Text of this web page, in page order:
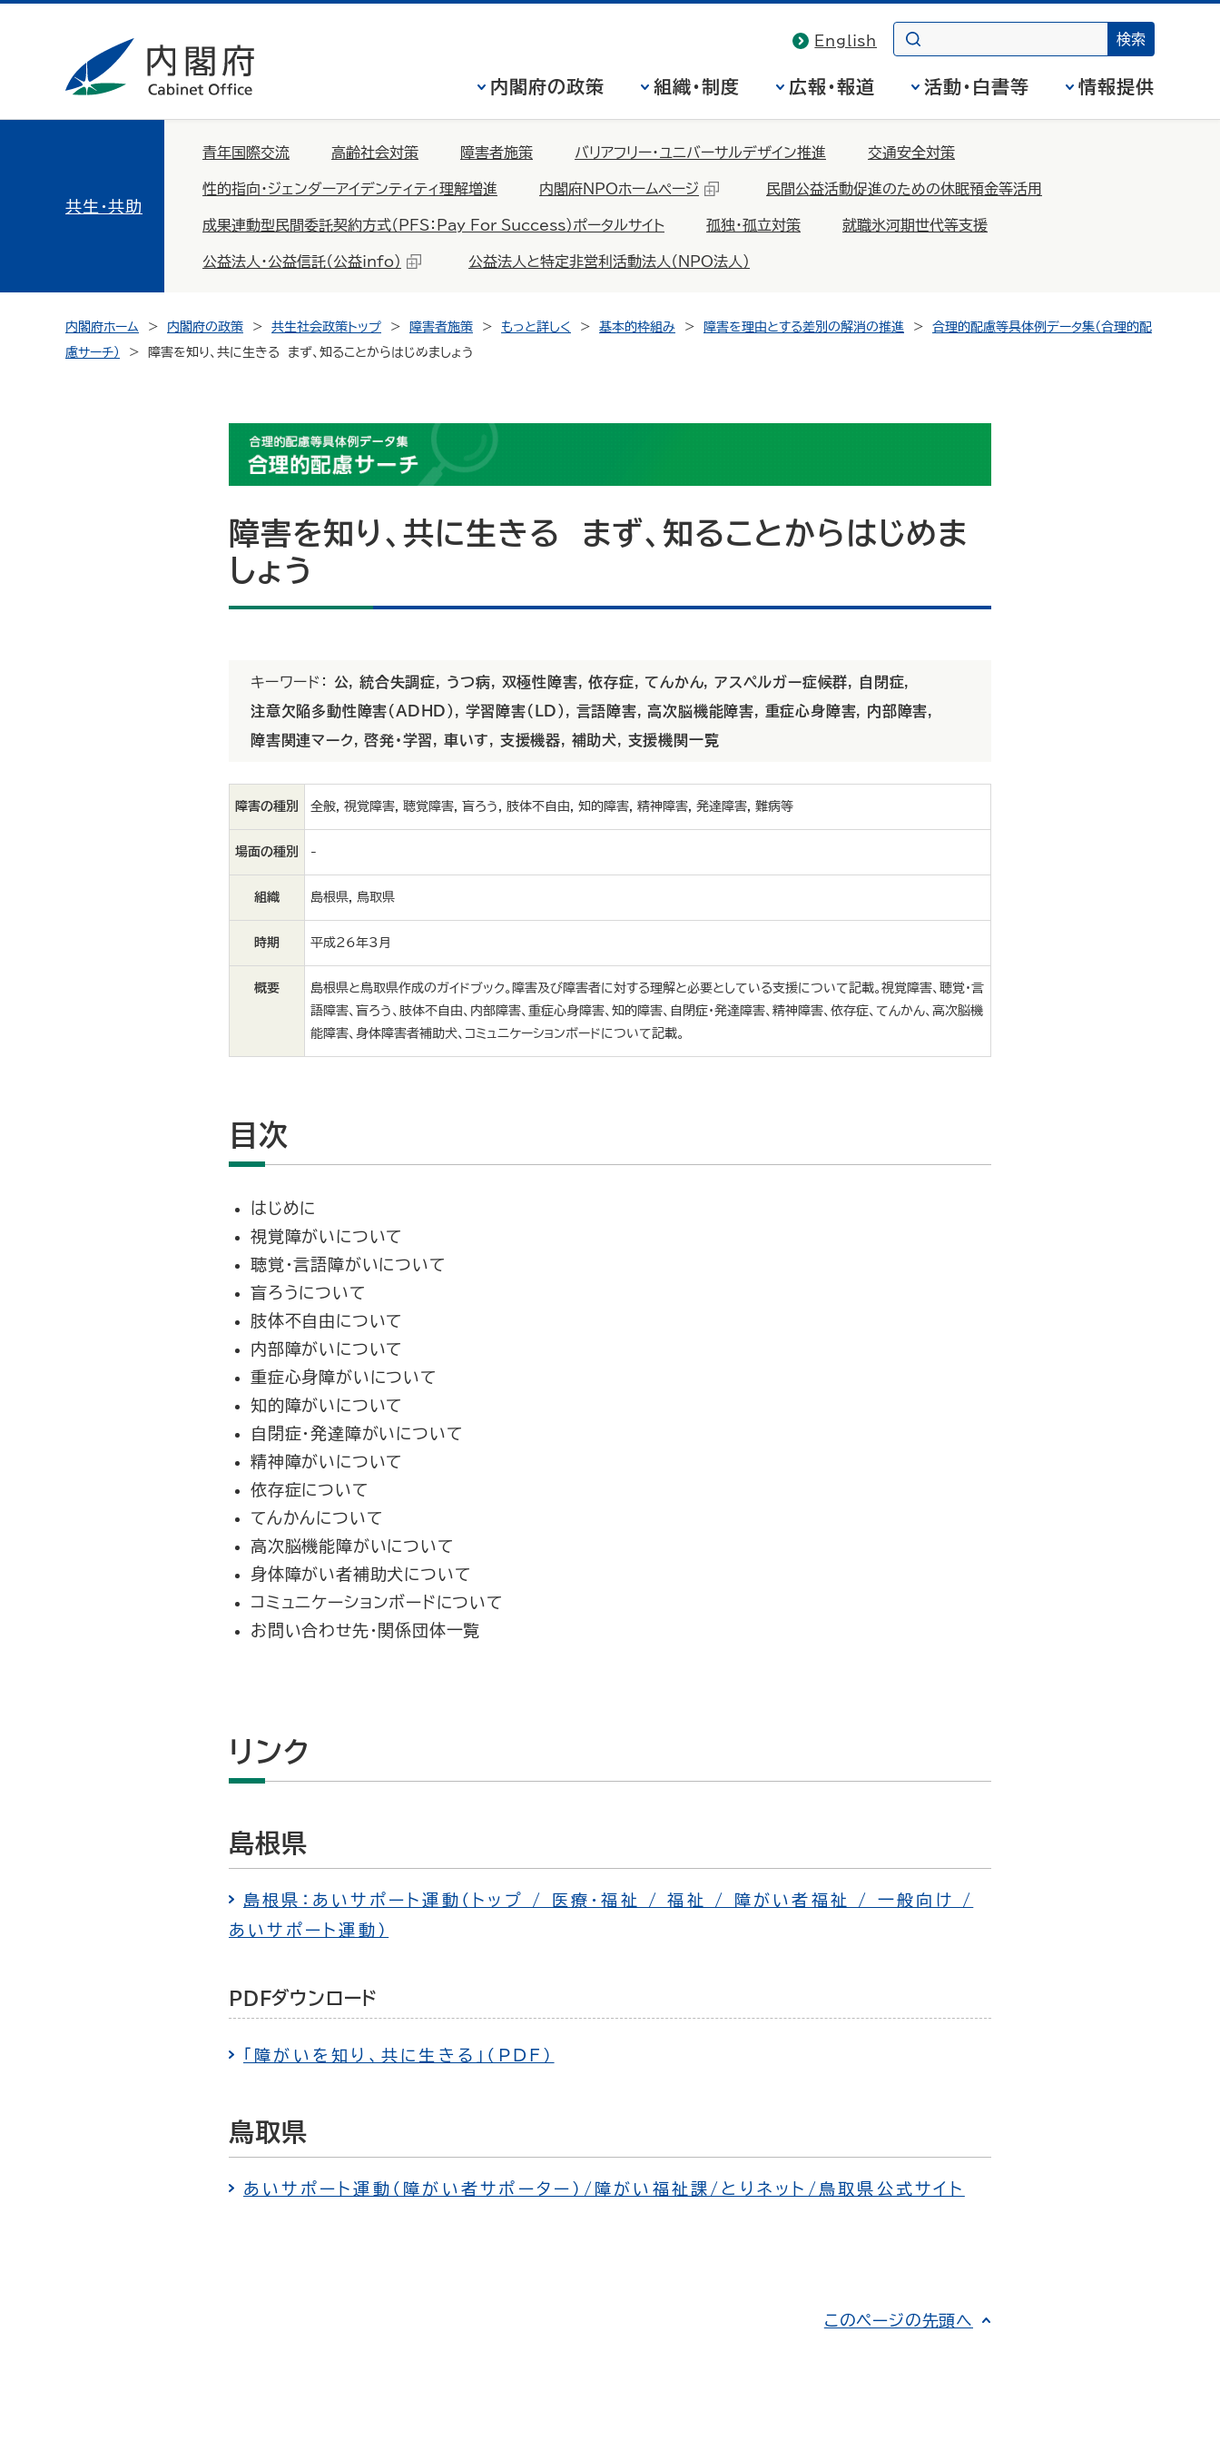
English
内閣府の政策 組織・制度 広報・報道 活動・白書等 情報提供
共生・共助
青年国際交流 高齢社会対策 障害者施策 バリアフリー・ユニバーサルデザイン推進 交通安全対策
性的指向・ジェンダーアイデンティティ理解増進 内閣府NPOホームページ 民間公益活動促進のための休眠預金等活用
成果連動型民間委託契約方式（PFS：Pay For Success）ポータルサイト 孤独・孤立対策 就職氷河期世代等支援
公益法人・公益信託（公益info） 公益法人と特定非営利活動法人（NPO法人）
内閣府ホーム 内閣府の政策 共生社会政策トップ 障害者施策 もっと詳しく 基本的枠組み 障害を理由とする差別の解消の推進
合理的配慮等具体例データ集（合理的配
慮サーチ）
障害を知り、共に生きる まず、知ることからはじめましょう
障害を知り、共に生きる まず、知ることからはじめま
しょう
キーワード： 公,統合失調症, うつ病, 双極性障害,依存症, てんかん,アスペルガー症候群, 自閉症,
注意欠陥多動性障害(ADHD) , 学習障害(LD) , 言語障害,高次脳機能障害, 重症心身障害, 内部障害,
障害関連マーク,啓発・学習, 車いす, 支援機器, 補助犬, 支援機関一覧
障害の種別 全般, 視覚障害, 聴覚障害, 盲ろう, 肢体不自由, 知的障害, 精神障害, 発達障害, 難病等
場面の種別 -
組織 島根県, 鳥取県
時期 平成26年3月
概要
島根県と鳥取県作成のガイドブック。障害及び障害者に対する理解と必要としている支援について記載。視覚障害、聴覚・言
語障害、盲ろう、肢体不自由、内部障害、重症心身障害、知的障害、自閉症・発達障害、精神障害、依存症、てんかん、高次脳機
能障害、身体障害者補助犬、コミュニケーションボードについて記載。
目次
はじめに
視覚障がいについて
聴覚・言語障がいについて
盲ろうについて
肢体不自由について
内部障がいについて
重症心身障がいについて
知的障がいについて
自閉症・発達障がいについて
精神障がいについて
依存症について
てんかんについて
高次脳機能障がいについて
身体障がい者補助犬について
コミュニケーションボードについて
お問い合わせ先・関係団体一覧
リンク
島根県
島根県：あいサポート運動（トップ / 医療・福祉 / 福祉 / 障がい者福祉 / 一般向け /
あいサポート運動）
PDFダウンロード
「障がいを知り、共に生きる」（PDF）
鳥取県
あいサポート運動（障がい者サポーター）/障がい福祉課/とりネット/鳥取県公式サイト
このページの先頭へ